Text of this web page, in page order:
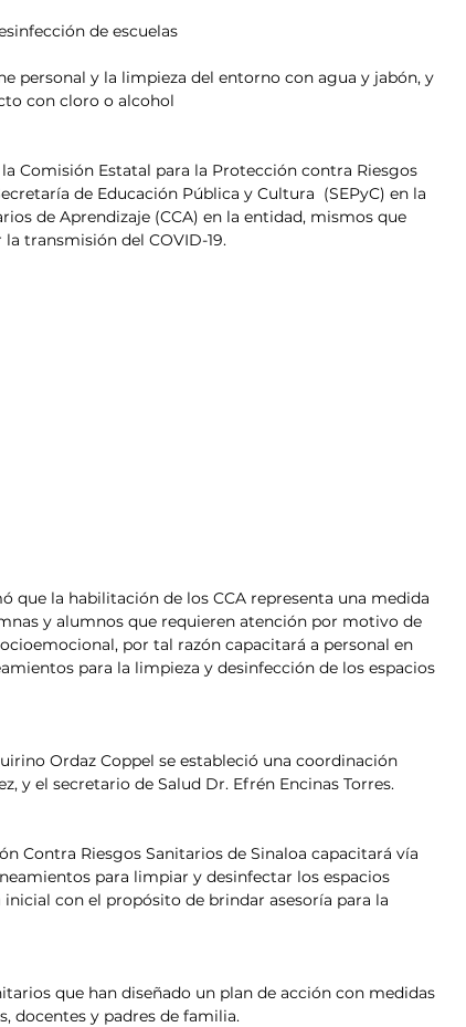
de escuelas
personal y la limpieza del entorno con agua y jabón, y
con cloro o alcohol
Comisión Estatal para la Protección contra Riesgos
de Educación Pública y Cultura  (SEPyC) en la
de Aprendizaje (CCA) en la entidad, mismos que
transmisión del COVID-19.
que la habilitación de los CCA representa una medida
y alumnos que requieren atención por motivo de
por tal razón capacitará a personal en
para la limpieza y desinfección de los espacios
Ordaz Coppel se estableció una coordinación
y el secretario de Salud Dr. Efrén Encinas Torres.
Contra Riesgos Sanitarios de Sinaloa capacitará vía
para limpiar y desinfectar los espacios
con el propósito de brindar asesoría para la
que han diseñado un plan de acción con medidas
docentes y padres de familia.